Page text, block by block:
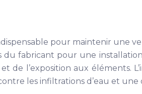
pour maintenir une
du fabricant pour une
de l’exposition aux éléments.
les infiltrations d’eau et